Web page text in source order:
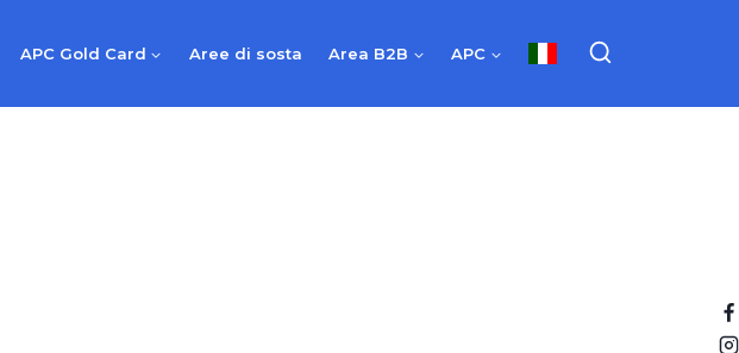
APC Gold Card Aree di sosta Area B2B APC